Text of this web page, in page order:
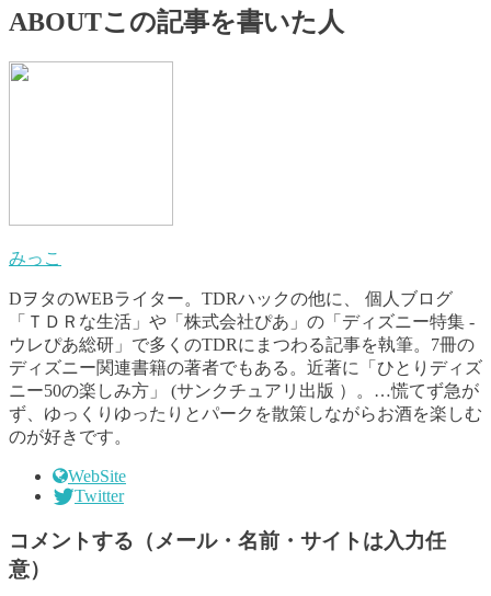
ABOUTこの記事を書いた人
みっこ
DヲタのWEBライター。TDRハックの他に、 個人ブログ
「ＴＤＲな生活」や「株式会社ぴあ」の「ディズニー特集 -
ウレぴあ総研」で多くのTDRにまつわる記事を執筆。7冊の
ディズニー関連書籍の著者でもある。近著に「ひとりディズ
ニー50の楽しみ方」 (サンクチュアリ出版 ）。…慌てず急が
ず、ゆっくりゆったりとパークを散策しながらお酒を楽しむ
のが好きです。
WebSite
Twitter
コメントする（メール・名前・サイトは入力任
意）